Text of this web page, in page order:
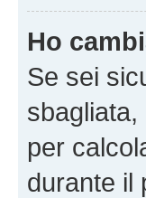
Ho
Se sei
sbagliata,
per
durante il